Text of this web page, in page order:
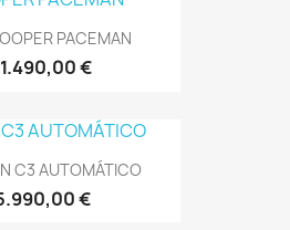
PACEMAN
€
C3 AUTOMÁTICO
€